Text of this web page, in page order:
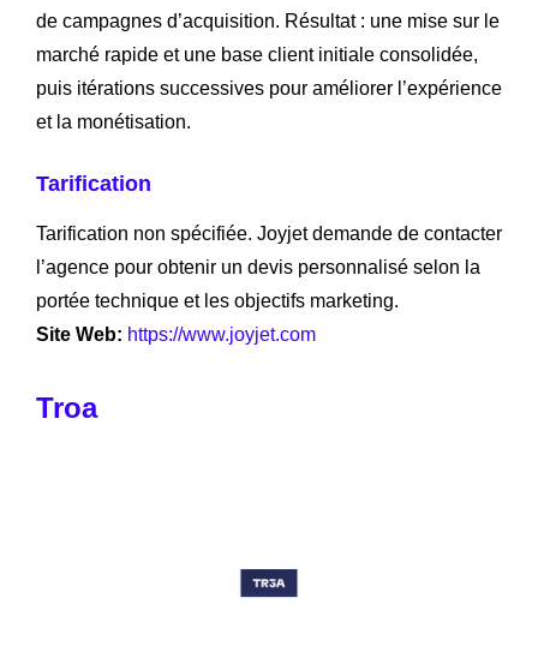
de campagnes d’acquisition. Résultat : une mise sur le
marché rapide et une base client initiale consolidée,
puis itérations successives pour améliorer l’expérience
et la monétisation.
Tarification
Tarification non spécifiée. Joyjet demande de contacter
l’agence pour obtenir un devis personnalisé selon la
portée technique et les objectifs marketing.
Site Web: https://www.joyjet.com
Troa